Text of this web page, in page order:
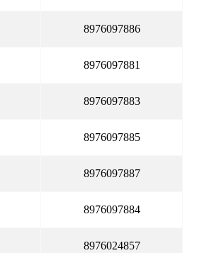
8976097886
8976097881
8976097883
8976097885
8976097887
8976097884
8976024857